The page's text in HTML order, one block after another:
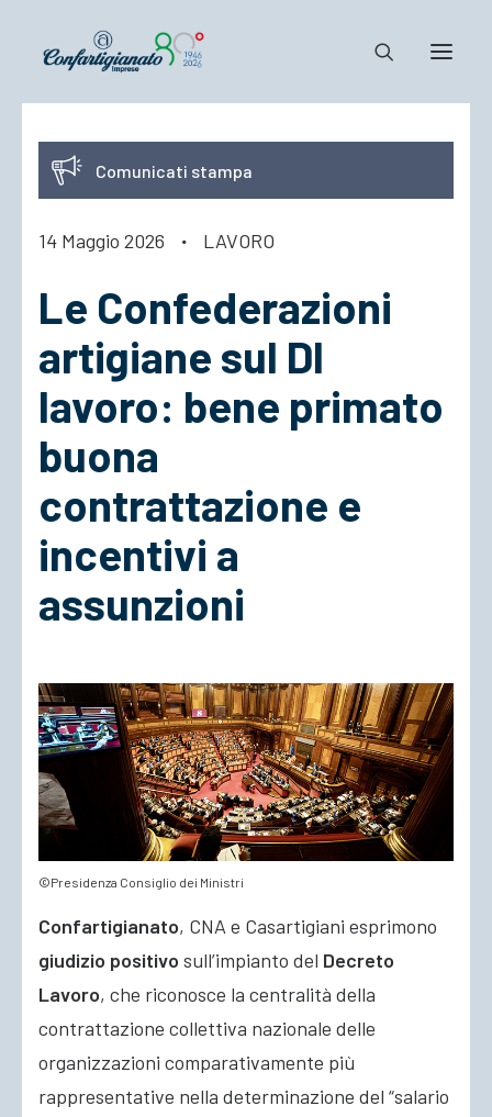
Notizie e Documenti
Confartigianato
Cosa Facciamo
ACCEDI
Comunicati stampa
14 Maggio 2026 · LAVORO
Le Confederazioni
artigiane sul Dl
lavoro: bene primato
buona
contrattazione e
incentivi a
assunzioni
©Presidenza Consiglio dei Ministri
Confartigianato, CNA e Casartigiani esprimono
giudizio positivo sull’impianto del Decreto
Lavoro, che riconosce la centralità della
contrattazione collettiva nazionale delle
organizzazioni comparativamente più
rappresentative nella determinazione del “salario